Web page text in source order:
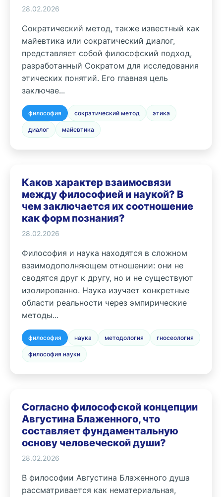
28.02.2026
Сократический метод, также известный как
майевтика или сократический диалог,
представляет собой философский подход,
разработанный Сократом для исследования
этических понятий. Его главная цель
заключае...
философия сократический метод этика
диалог майевтика
Каков характер взаимосвязи
между философией и наукой? В
чем заключается их соотношение
как форм познания?
28.02.2026
Философия и наука находятся в сложном
взаимодополняющем отношении: они не
сводятся друг к другу, но и не существуют
изолированно. Наука изучает конкретные
области реальности через эмпирические
методы...
философия наука методология гносеология
философия науки
Согласно философской концепции
Августина Блаженного, что
составляет фундаментальную
основу человеческой души?
28.02.2026
В философии Августина Блаженного душа
рассматривается как нематериальная,